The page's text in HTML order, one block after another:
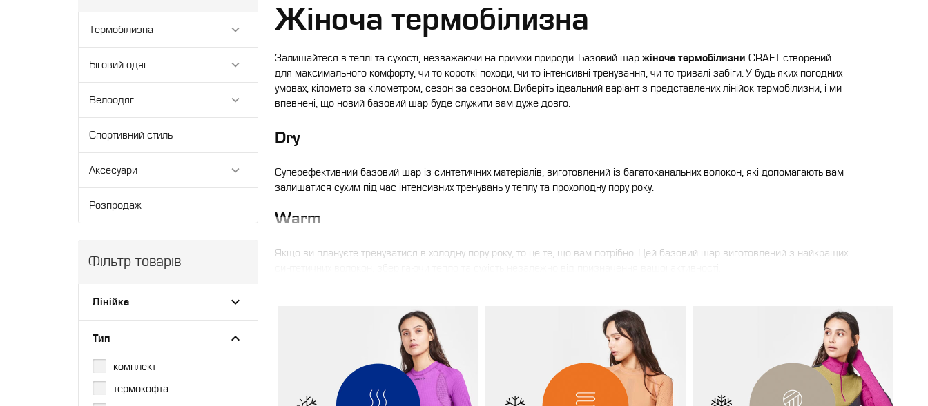
Термобілизна
Біговий одяг
Велоодяг
Спортивний стиль
Аксесуари
Розпродаж
Фільтр товарів
Лінійка
Тип
комплект
термокофта
Жіноча термобілизна
Залишайтеся в теплі та сухості, незважаючи на примхи природи. Базовий шаржіноча термобілизни CRAFT створений
для максимального комфорту, чи то короткі походи, чи то інтенсивні тренування, чи то тривалі забіги. У будь-яких погодних
умовах, кілометр за кілометром, сезон за сезоном. Виберіть ідеальний варіант з представлених лінійок термобілизни, і ми
впевнені, що новий базовий шар буде служити вам дуже довго.
Dry
Суперефективний базовий шар із синтетичних матеріалів, виготовлений із багатоканальних волокон, які допомагають вам
залишатися сухим під час інтенсивних тренувань у теплу та прохолодну пору року.
Warm
Якщо ви плануєте тренуватися в холодну пору року, то це те, що вам потрібно. Цей базовий шар виготовлений з найкращих
Вовняна колекція базового шару на основі натуральних волокон, зігріває навіть у дуже холодних умовах і мокрому стані.
Одяг з вовни має особливу універсальність, добре підходить як для повсякденного носіння, так і для високоінтенсивних
тренувань, володіючи стійкістю до запаху.
Знайди свій ідеальний базовий шар!